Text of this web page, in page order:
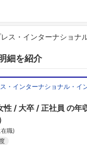
ス・インターナショナ
細を紹介
・インターナショナル・イ
性 大卒 正社員 の年
職)